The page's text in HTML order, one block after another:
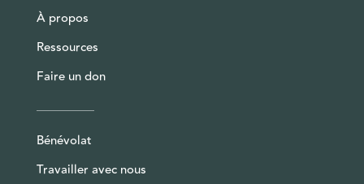
À propos
Ressources
Faire un don
Bénévolat
Travailler avec nous